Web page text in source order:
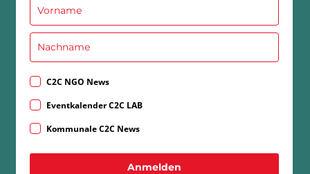
C2C NGO News
Eventkalender C2C LAB
Kommunale C2C News
Anmelden